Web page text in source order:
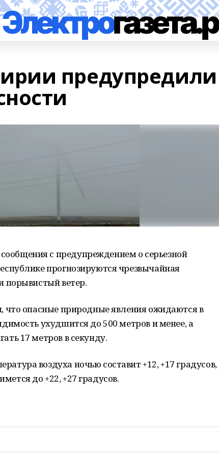
предупредили
с предупреждением о серьезной
прогнозируются чрезвычайная
порывистый ветер.
что опасные природные явления ожидаются в
ухудшится до 500 метров и менее, а
17 метров в секунду.
воздуха ночью составит +12, +17 градусов,
до +22, +27 градусов.